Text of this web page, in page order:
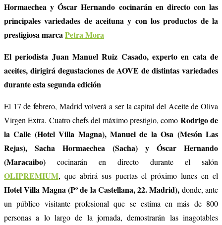
Hormaechea y Óscar Hernando cocinarán en directo con las
principales variedades de aceituna y con los productos de la
prestigiosa marcaPetra Mora
El periodista Juan Manuel Ruiz Casado, experto en cata de
aceites, dirigirá degustaciones de AOVE de distintas variedades
durante esta segunda edición
El 17 de febrero, Madrid volverá a ser la capital del Aceite de Oliva
Virgen Extra. Cuatro chefs del máximo prestigio, como Rodrigo de
la Calle (Hotel Villa Magna), Manuel de la Osa (Mesón Las
Rejas), Sacha Hormaechea (Sacha) y Óscar Hernando
(Maracaibo) cocinarán en directo durante el salón
OLIPREMIUM, que abrirá sus puertas el próximo lunes en el
Hotel Villa Magna (Pº de la Castellana, 22. Madrid), donde, ante
un público visitante profesional que se estima en más de 800
personas a lo largo de la jornada, demostrarán las inagotables